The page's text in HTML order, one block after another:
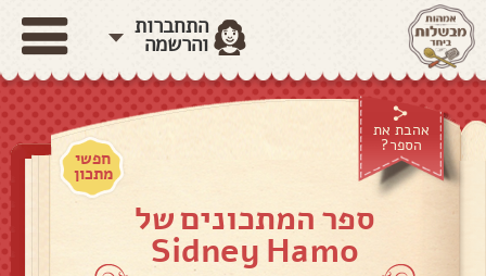
התחברות
והרשמה
אהבת את
הספר?
חפשי
מתכון
ספר המתכונים של
Sidney Hamo